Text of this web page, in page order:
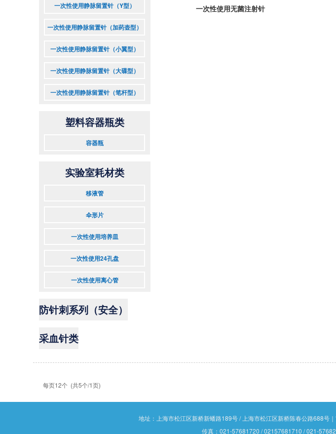
一次性使用静脉留置针（Y型）
一次性使用静脉留置针（加药壶型）
一次性使用静脉留置针（小翼型）
一次性使用静脉留置针（大碟型）
一次性使用静脉留置针（笔杆型）
塑料容器瓶类
容器瓶
实验室耗材类
移液管
伞形片
一次性使用培养皿
一次性使用24孔盘
一次性使用离心管
防针刺系列（安全）
采血针类
一次性使用无菌注射针
每页12个 (共5个/1页)
地址：上海市松江区新桥新蟠路189号 / 上海市松江区新桥陈春公路688
传真：021-57681720 / 02157681710 / 021-